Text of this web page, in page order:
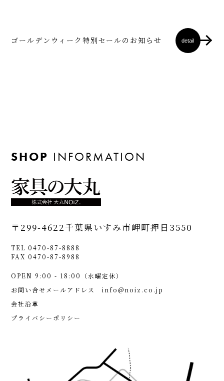
ゴールデンウィーク特別セールのお知らせ detail
SHOP INFORMATION
〒299-4622千葉県いすみ市岬町押日3550
TEL 0470-87-8888
FAX 0470-87-8988
OPEN 9:00 - 18:00（水曜定休）
お問い合せメールアドレスinfo@noiz.co.jp
会社沿革
プライバシーポリシー